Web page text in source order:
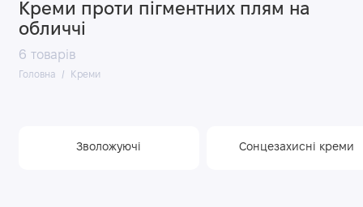
Креми проти пігментних плям на
обличчі
6 товарів
Головна Креми
Зволожуючі Сонцезахисні креми